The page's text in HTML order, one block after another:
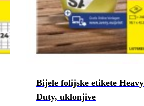
Bijele folijske etikete Heavy
Duty, uklonjive